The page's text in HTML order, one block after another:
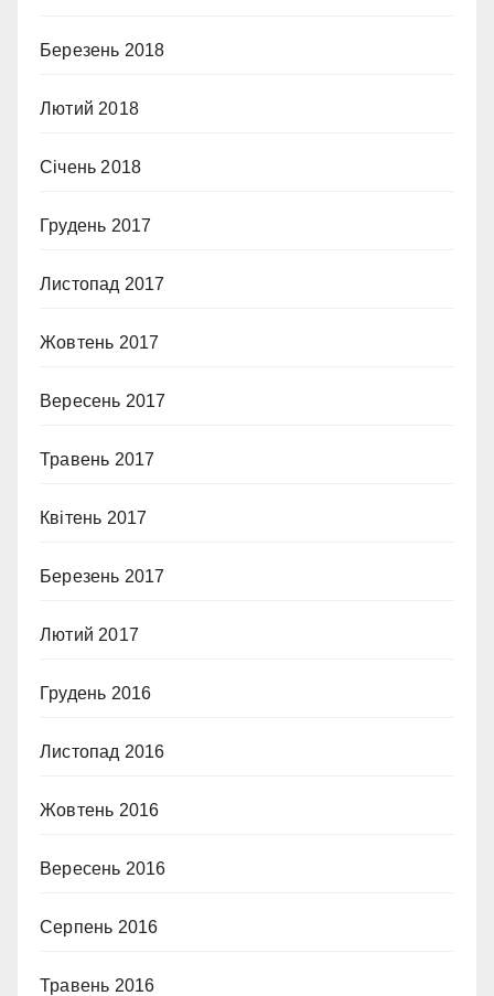
Березень 2018
Лютий 2018
Січень 2018
Грудень 2017
Листопад 2017
Жовтень 2017
Вересень 2017
Травень 2017
Квітень 2017
Березень 2017
Лютий 2017
Грудень 2016
Листопад 2016
Жовтень 2016
Вересень 2016
Серпень 2016
Травень 2016